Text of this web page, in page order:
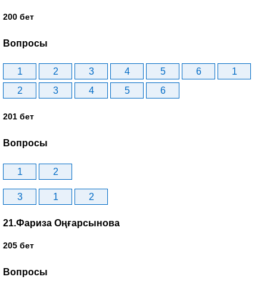
200 бет
Вопросы
1 2 3 4 5 6
1
2
3 4 5 6
201 бет
Вопросы
1 2
3 1 2
21.Фариза Оңғарсынова
205 бет
Вопросы